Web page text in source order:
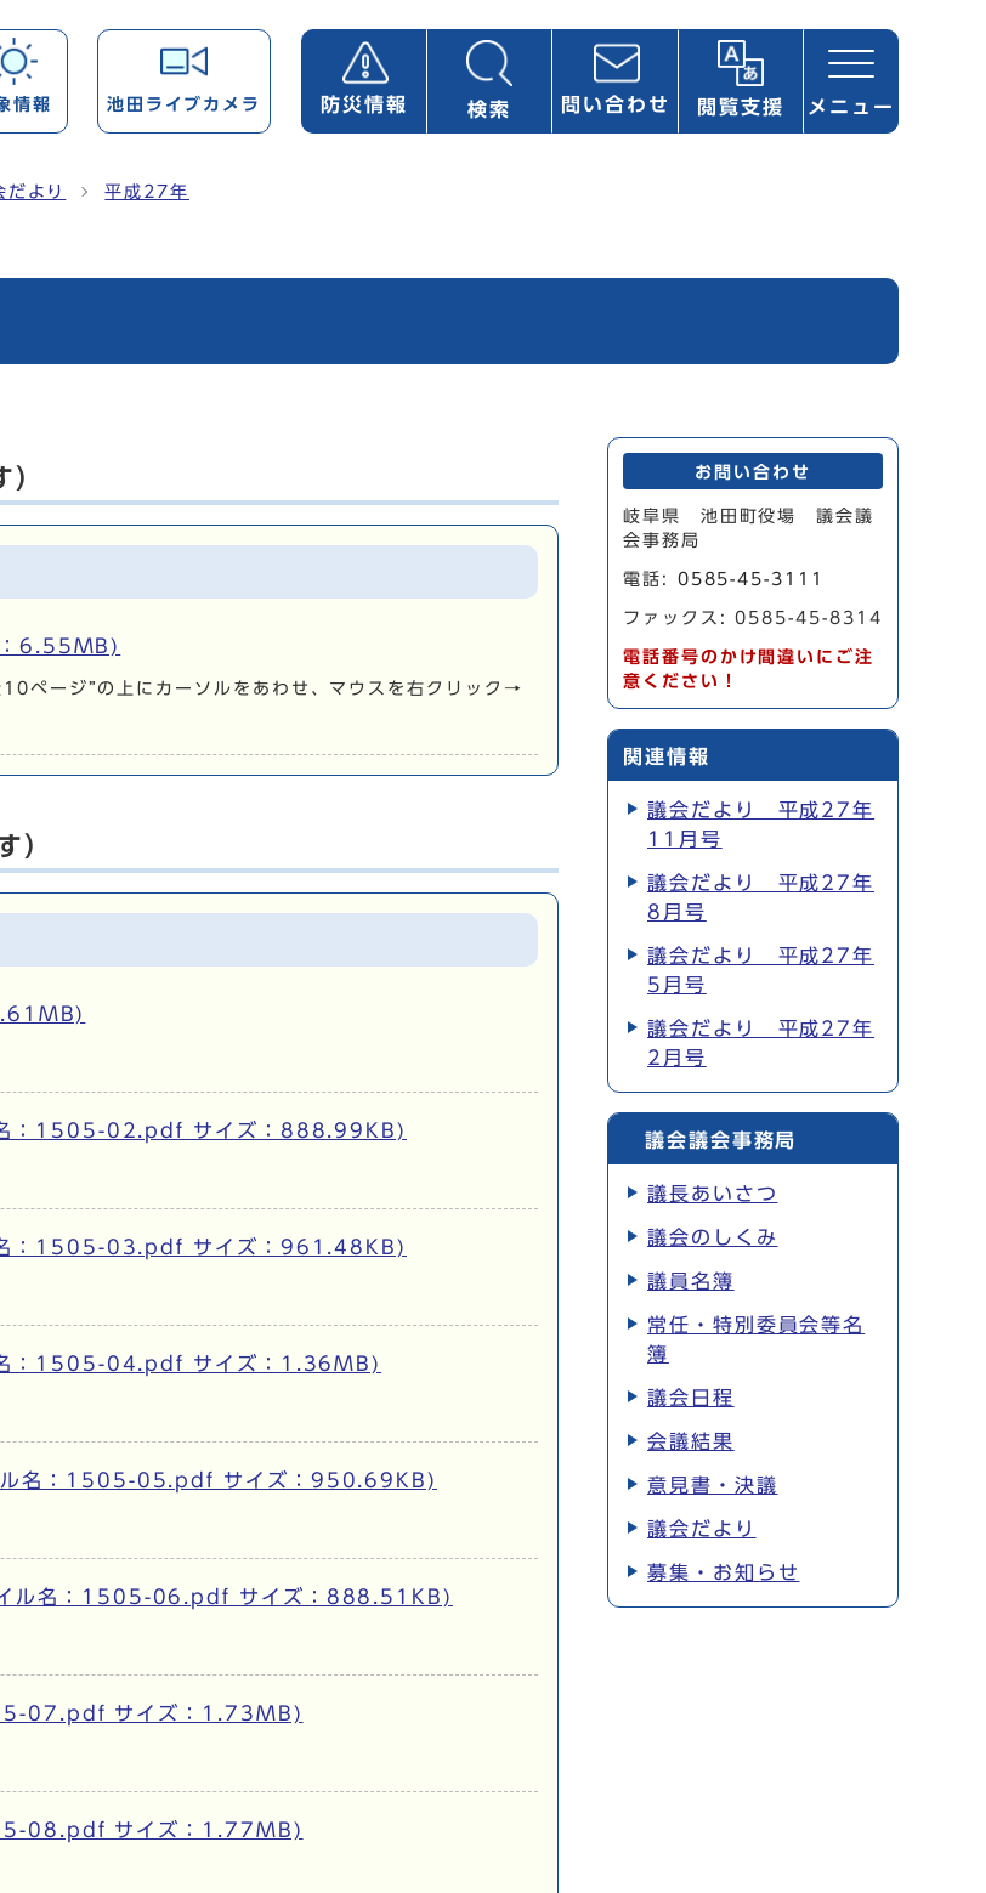
情報 池田ライブカメラ 防災情報 検索 問い合わせ 閲覧支援 メニュー
だより 平成27年
6.55MB)
ページ”の上にカーソルをあわせ、マウスを右クリック→
）
：1505-02.pdf サイズ：888.99KB)
：1505-03.pdf サイズ：961.48KB)
：1505-04.pdf サイズ：1.36MB)
ル名：1505-05.pdf サイズ：950.69KB)
イル名：1505-06.pdf サイズ：888.51KB)
07.pdf サイズ：1.73MB)
08.pdf サイズ：1.77MB)
お問い合わせ
岐阜県 池田町役場 議会議
会事務局
電話: 0585-45-3111
ファックス: 0585-45-8314
電話番号のかけ間違いにご注
意ください！
関連情報
議会だより 平成27年
11月号
議会だより 平成27年
8月号
議会だより 平成27年
5月号
議会だより 平成27年
2月号
議会議会事務局
議長あいさつ
議会のしくみ
議員名簿
常任・特別委員会等名
簿
議会日程
会議結果
意見書・決議
議会だより
募集・お知らせ